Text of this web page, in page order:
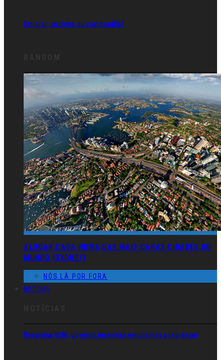
Emigrar: sozinho ou com família?
ALUGAR CASA NUMA DAS MAIS CARAS CIDADES DO
MUNDO (SYDNEY)
NÓS LÁ POR FORA
NOTÍCIAS
Programa VEM: governo incentiva emigrantes a regressar